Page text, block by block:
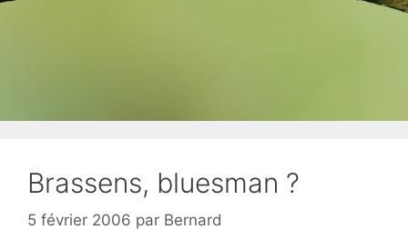
Brassens, bluesman ?
5 février 2006 par Bernard